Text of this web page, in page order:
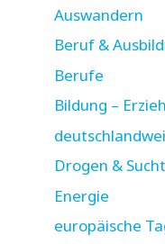
Auswandern
Beruf &
Berufe
Bildung –
Drogen & Sucht
Energie
europäische